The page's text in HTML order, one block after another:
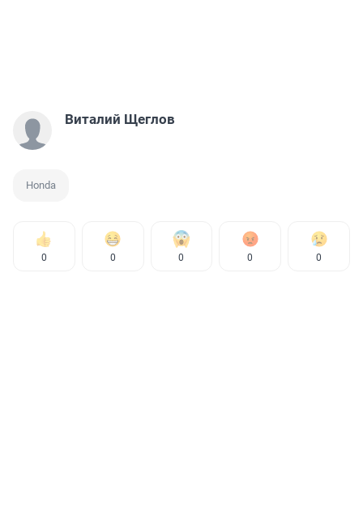
Виталий Щеглов
Honda
0 0 0 0 0